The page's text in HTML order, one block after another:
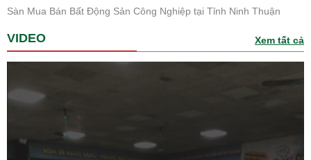
Sàn Mua Bán Bất Động Sản Công Nghiệp tại Tỉnh Ninh Thuận
VIDEO Xem tất cả